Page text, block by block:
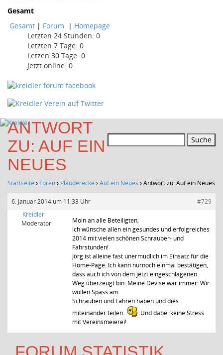
Gesamt
Gesamt | Forum | Homepage
Letzten 24 Stunden: 0
Letzten 7 Tage: 0
Letzen 30 Tage: 0
Jetzt online: 0
Suchen
nach:
ANTWORT
ZU: AUF EIN
NEUES
Startseite › Foren› Plauderecke ›Auf ein Neues ›Antwort zu: Auf ein Neues
6. Januar 2014 um 11:33 Uhr
#729
Kreidler
Moderator
Moin an alle Beteiligten;
ich wünsche allen ein gesundes und erfolgreiches
2014 mit vielen schönen Schrauber- und
Fahrstunden!
Jörg ist alleine fast unermüdlich im Einsatz für die
Home-Page. Ich kann nurnoch einmal bestätigen,
dass auch ich von dem jetzt eingeschlagenen
Weg überzeugt bin. Meine Devise war immer: Wir
wollen Spass am
Schrauben und Fahren haben und dies
miteinander teilen.
Und dabei keine Stress
mit Vereinsmeierei!